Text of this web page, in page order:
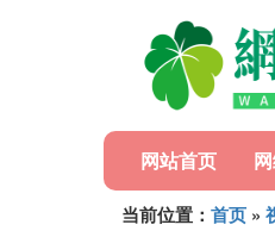
网站首页
当前位置： 首页 »